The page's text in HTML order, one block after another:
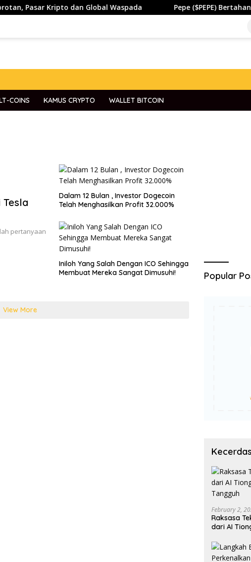
Pasar Kripto dan Global Waspada Pepe ($PEPE) Bertahan di
COINS KAMUS CRYPTO WALLET BITCOIN
pertanyaan
Dalam 12 Bulan , Investor Dogecoin
Telah Menghasilkan Profit 32.000%
Iniloh Yang Salah Dengan ICO Sehingga
Membuat Mereka Sangat Dimusuhi!
View More
Popular
February 2,
Raksasa
dari AI